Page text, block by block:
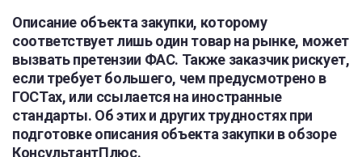
Описание объекта закупки, которому
соответствует лишь один товар на рынке, может
вызвать претензии ФАС. Также заказчик рискует,
если требует большего, чем предусмотрено в
ГОСТах, или ссылается на иностранные
стандарты. Об этих и других трудностях при
подготовке описания объекта закупки в обзоре
КонсультантПлюс.